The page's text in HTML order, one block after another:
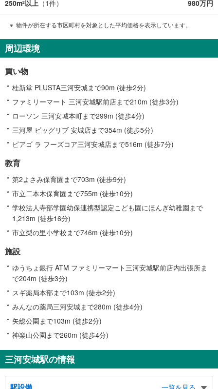
250m2以上 （1件） 980万円
物件が所在する市区町村を対象とした平均価格を表示しています。
周辺環境
買い物
桂新堂 PLUSTA三河安城まで90m (徒歩2分)
ファミリーマート 三河安城駅前店まで210m (徒歩3分)
ローソン 三河安城本町まで299m (徒歩4分)
三河屋 ビッグリブ 安城店まで354m (徒歩5分)
ピアゴ ラ フーズコア三河安城店まで516m (徒歩7分)
教育
第2よさみ保育園まで703m (徒歩9分)
市立二本木保育園まで755m (徒歩10分)
学校法人寺部学園幼保連携型認定こども園にほんぎ幼稚園まで
1,213m (徒歩16分)
市立梨の里小学校まで746m (徒歩10分)
施設
ゆうちょ銀行 ATM ファミリーマート三河安城駅前店内出張所ま
で204m (徒歩3分)
スギ薬局本部まで103m (徒歩2分)
みんなの薬局三河安城まで280m (徒歩4分)
矢総公園まで103m (徒歩2分)
神楽山公園まで260m (徒歩4分)
三河安城駅の情報
一覧を見る